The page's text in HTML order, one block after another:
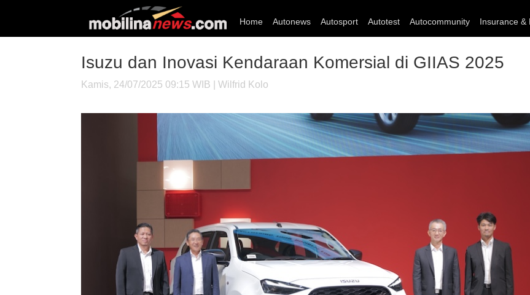
Home Autonews Autosport Autotest Autocommunity Insurance &
Isuzu dan Inovasi Kendaraan Komersial di GIIAS 2025
Kamis, 24/07/2025 09:15 WIB | Wilfrid Kolo